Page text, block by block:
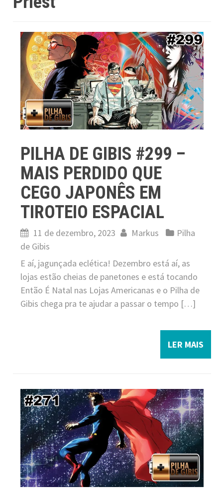
PILHA DE GIBIS #299 –
MAIS PERDIDO QUE
CEGO JAPONÊS EM
TIROTEIO ESPACIAL
11 de dezembro, 2023 Markus
Pilha
de Gibis
E aí, jagunçada eclética! Dezembro está aí, as
lojas estão cheias de panetones e está tocando
Então É Natal nas Lojas Americanas e o Pilha de
Gibis chega pra te ajudar a passar o tempo […]
LER MAIS